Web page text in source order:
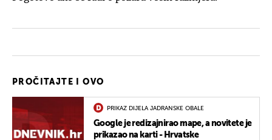
PROČITAJTE I OVO
PRIKAZ DIJELA JADRANSKE OBALE
Google je redizajnirao mape, a novitete je
prikazao na karti - Hrvatske